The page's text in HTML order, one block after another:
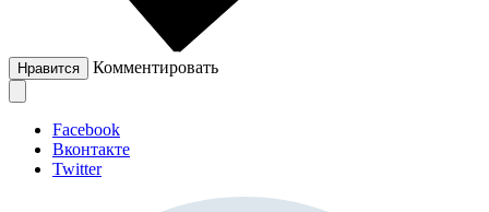
Нравится Комментировать
Facebook
Вконтакте
Twitter